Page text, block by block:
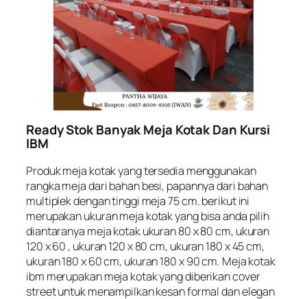
Ready Stok Banyak Meja Kotak Dan Kursi
IBM
Produk meja kotak yang tersedia menggunakan
rangka meja dari bahan besi, papannya dari bahan
multiplek dengan tinggi meja 75 cm. berikut ini
merupakan ukuran meja kotak yang bisa anda pilih
diantaranya meja kotak ukuran 80 x 80 cm, ukuran
120 x 60 , ukuran 120 x 80 cm, ukuran 180 x 45 cm,
ukuran 180 x 60 cm, ukuran 180 x 90 cm. Meja kotak
ibm merupakan meja kotak yang diberikan cover
street untuk menampilkan kesan formal dan elegan